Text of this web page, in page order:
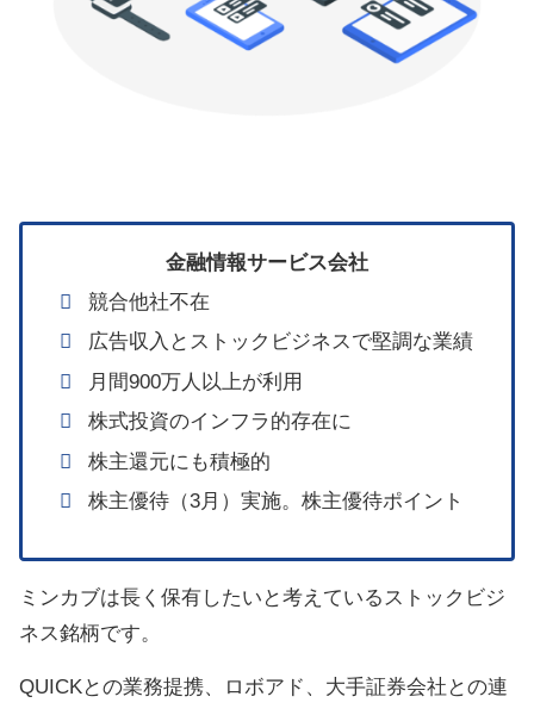
金融情報サービス会社
競合他社不在
広告収入とストックビジネスで堅調な業績
月間900万人以上が利用
株式投資のインフラ的存在に
株主還元にも積極的
株主優待（3月）実施。株主優待ポイント
ミンカブは長く保有したいと考えているストックビジ
ネス銘柄です。
QUICKとの業務提携、ロボアド、大手証券会社との連